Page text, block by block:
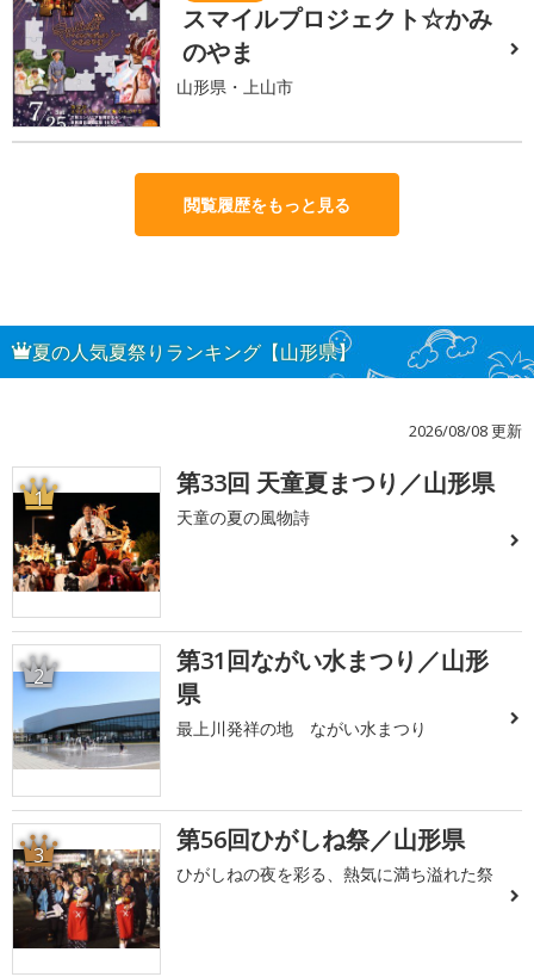
スマイルプロジェクト☆かみ
のやま
山形県・上山市
閲覧履歴をもっと見る
夏の人気夏祭りランキング【山形県】
2026/08/08 更新
1 第33回 天童夏まつり／山形県
天童の夏の風物詩
2
第31回ながい水まつり／山形
県
最上川発祥の地 ながい水まつり
3 第56回ひがしね祭／山形県
ひがしねの夜を彩る、熱気に満ち溢れた祭